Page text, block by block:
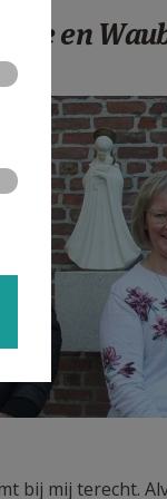
en
bij mij terecht.